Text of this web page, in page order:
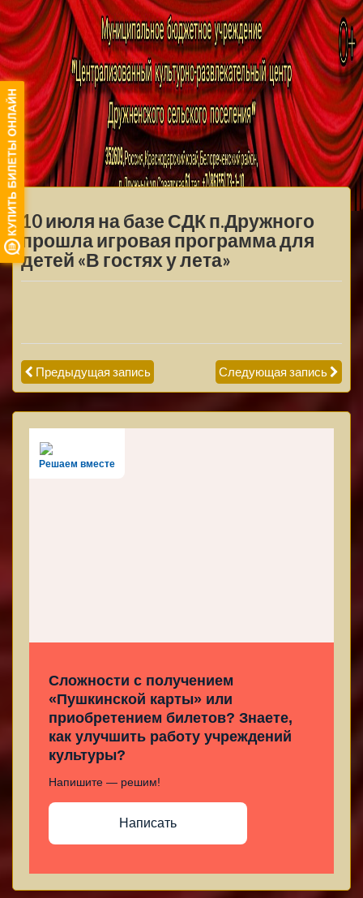
МБУ ЦКРЦ
ДРУЖНЕНСКОГО
СЕЛЬСКОГО
ПОСЕЛЕНИЯ
МЕНЮ
10 июля на базе СДК п.Дружного
прошла игровая программа для
детей «В гостях у лета»
Предыдущая запись Следующая запись
Решаем вместе
Сложности с получением
«Пушкинской карты» или
приобретением билетов? Знаете,
как улучшить работу учреждений
культуры?
Напишите — решим!
Написать